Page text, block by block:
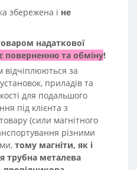
збережена і не
надаткової
поверненню та обміну!
за
приладів та
для подальшого
під клієнта з
(сили магнітного
різними
тому магніти, як і
трубна металева